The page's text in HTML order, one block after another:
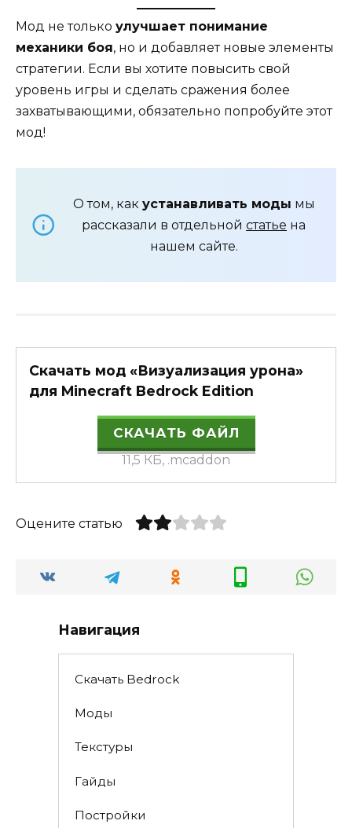
Мод не только улучшает понимание
механики боя, но и добавляет новые элементы
стратегии. Если вы хотите повысить свой
уровень игры и сделать сражения более
захватывающими, обязательно попробуйте этот
мод!
О том, как устанавливать моды мы
рассказали в отдельной статье на
нашем сайте.
Скачать мод «Визуализация урона»
для Minecraft Bedrock Edition
СКАЧАТЬ ФАЙЛ
11,5 КБ, .mcaddon
Оцените статью
Навигация
Скачать Bedrock
Моды
Текстуры
Гайды
Постройки